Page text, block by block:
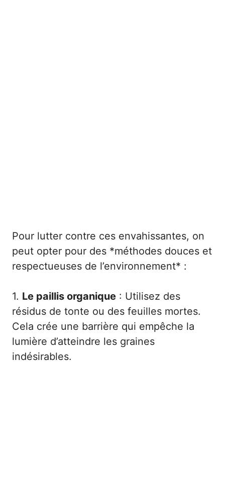
Pour lutter contre ces envahissantes, on
peut opter pour des *méthodes douces et
respectueuses de l’environnement* :
1. Le paillis organique : Utilisez des
résidus de tonte ou des feuilles mortes.
Cela crée une barrière qui empêche la
lumière d’atteindre les graines
indésirables.